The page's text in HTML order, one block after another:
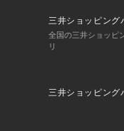
三井ショッピング
全国の三井ショッピ
リ
三井ショッピング